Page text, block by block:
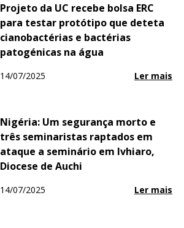
Projeto da UC recebe bolsa ERC
para testar protótipo que deteta
cianobactérias e bactérias
patogénicas na água
14/07/2025 Ler mais
Nigéria: Um segurança morto e
três seminaristas raptados em
ataque a seminário em Ivhiaro,
Diocese de Auchi
14/07/2025 Ler mais